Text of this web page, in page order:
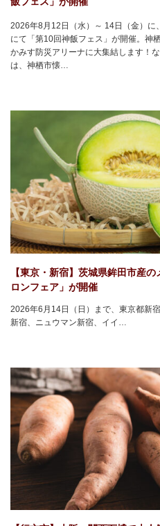
2026年8月12日（水）～ 14日（金）に
にて「第10回神飯フェス」が開催。神
かみす防災アリーナに大集結します！
は、神栖市懐…
【東京・新宿】茨城県鉾田市産
ロンフェア」が開催
2026年6月14日（日）まで、東京都新
新宿、ニュウマン新宿、イイ…